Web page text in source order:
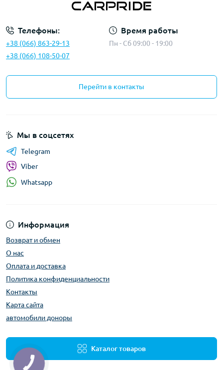
Телефоны:
+38 (066) 863-29-13
+38 (066) 108-50-07
Время работы
Пн - Сб 09:00 - 19:00
Перейти в контакты
Информация
Возврат и обмен
О нас
Оплата и доставка
Политика конфиденциальности
Контакты
Карта сайта
автомобили доноры
Каталог товаров
Мы в соцсетях
Telegram
Viber
Whatsapp
КНОПКА
ЗВ'ЯЗКУ